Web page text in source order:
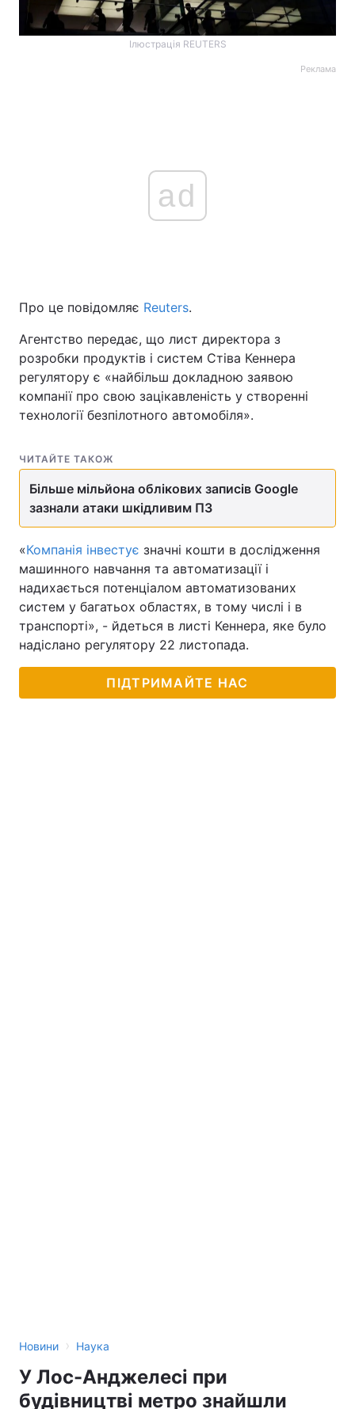
Ілюстрація REUTERS
Реклама
ad
Про це повідомляє Reuters.
Агентство передає, що лист директора з
розробки продуктів і систем Стіва Кеннера
регулятору є «найбільш докладною заявою
компанії про свою зацікавленість у створенні
технології безпілотного автомобіля».
ЧИТАЙТЕ ТАКОЖ
Більше мільйона облікових записів Google
зазнали атаки шкідливим ПЗ
«Компанія інвестує значні кошти в дослідження
машинного навчання та автоматизації і
надихається потенціалом автоматизованих
систем у багатьох областях, в тому числі і в
транспорті», - йдеться в листі Кеннера, яке було
надіслано регулятору 22 листопада.
ПІДТРИМАЙТЕ НАС
Новини › Наука
У Лос-Анджелесі при
будівництві метро знайшли